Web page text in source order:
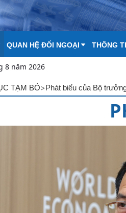
QUAN HỆ ĐỐI NGOẠI THÔNG
8 năm 2026
TẠM BỎ>Phát biểu của Bộ